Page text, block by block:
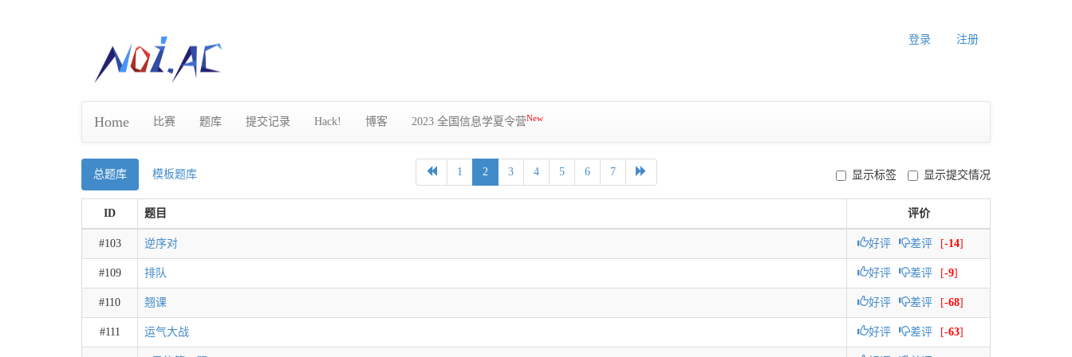
登录 注册
Home 比赛 题库 提交记录 Hack! 博客 2023 全国信息学夏令营New
总题库 模板题库 显示标签 显示提交情况
1 2 3 4 5 6 7
ID 题目 评价
#103 逆序对 好评 差评 [-14]
#109 排队 好评 差评 [-9]
#110 翘课 好评 差评 [-68]
#111 运气大战 好评 差评 [-63]